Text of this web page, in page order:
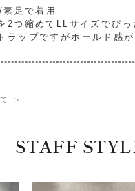
足で着用
2つ縮めてLLサイズでぴっ
ラップですがホールド感が
＞
STAFF